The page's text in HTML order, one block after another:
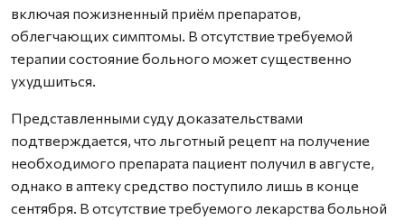
включая пожизненный приём препаратов,
облегчающих симптомы. В отсутствие требуемой
терапии состояние больного может существенно
ухудшиться.
Представленными суду доказа­тельст­вами
подтверждается, что льготный рецепт на получение
необходимого препарата пациент получил в августе,
однако в аптеку средство поступило лишь в конце
сентября. В отсутствие требуемого лекарства больной